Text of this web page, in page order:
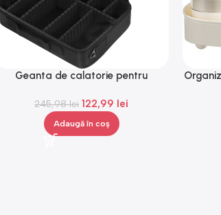
Geanta de calatorie pentru
Gonga®
245,98lei 122,99 lei
Adaugă în coș